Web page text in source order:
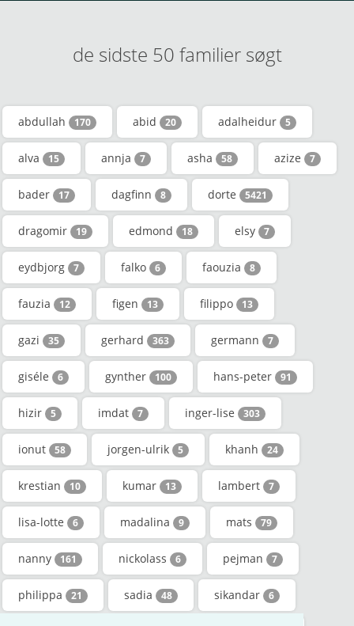
de sidste 50 familier søgt
abdullah 170 abid 20 adalheidur 5
alva 15 annja 7 asha 58 azize 7
bader 17 dagfinn 8 dorte 5421
dragomir 19 edmond 18 elsy 7
eydbjorg 7 falko 6 faouzia 8
fauzia 12 figen 13 filippo 13
gazi 35 gerhard 363 germann 7
giséle 6 gynther 100 hans-peter 91
hizir 5 imdat 7 inger-lise 303
ionut 58 jorgen-ulrik 5 khanh 24
krestian 10 kumar 13 lambert 7
lisa-lotte 6 madalina 9 mats 79
nanny 161 nickolass 6 pejman 7
philippa 21 sadia 48 sikandar 6